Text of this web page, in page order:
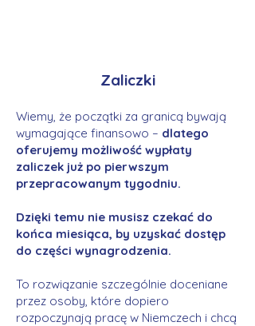
Zaliczki
Wiemy, że początki za granicą bywają
wymagające finansowo – dlatego
oferujemy możliwość wypłaty
zaliczek już po pierwszym
przepracowanym tygodniu.
Dzięki temu nie musisz czekać do
końca miesiąca, by uzyskać dostęp
do części wynagrodzenia.
To rozwiązanie szczególnie doceniane
przez osoby, które dopiero
rozpoczynają pracę w Niemczech i chcą